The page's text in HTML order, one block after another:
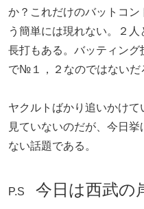
か？これだけのバットコ
う簡単には現れない。２人
長打もある。バッティン
で№１，２なのではないだ
ヤクルトばかり追いかけて
見ていないのだが、今日
ない話題である。
P.S 今日は西武の